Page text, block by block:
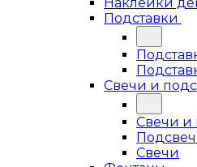
Подставки
Свечи и
Свечи и
Свечи